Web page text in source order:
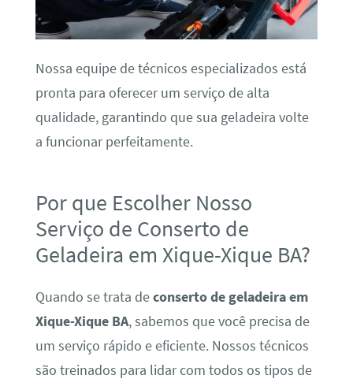
Nossa equipe de técnicos especializados está
pronta para oferecer um serviço de alta
qualidade, garantindo que sua geladeira volte
a funcionar perfeitamente.
Por que Escolher Nosso
Serviço de Conserto de
Geladeira em Xique-Xique BA?
Quando se trata deconserto de geladeira em
Xique-Xique BA, sabemos que você precisa de
um serviço rápido e eficiente. Nossos técnicos
são treinados para lidar com todos os tipos de